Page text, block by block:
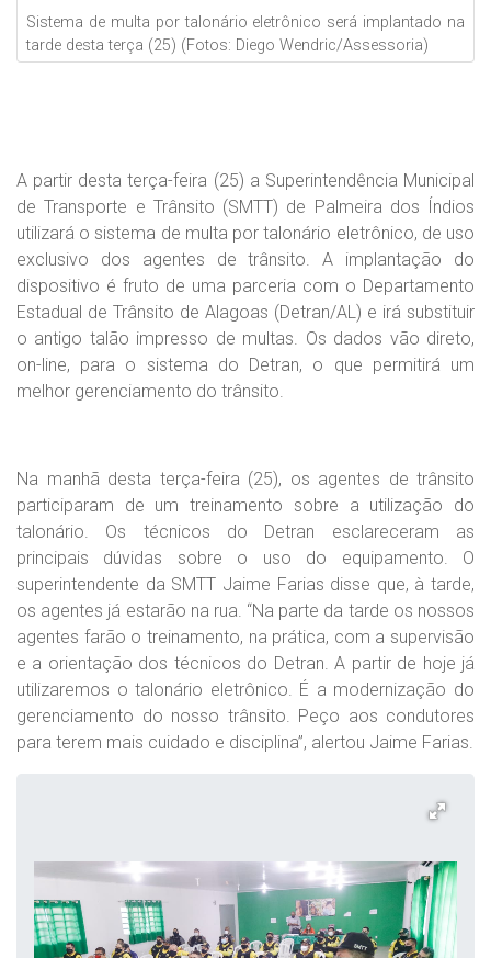
Sistema de multa por talonário eletrônico será implantado na
tarde desta terça (25) (Fotos: Diego Wendric/Assessoria)
A partir desta terça-feira (25) a Superintendência Municipal
de Transporte e Trânsito (SMTT) de Palmeira dos Índios
utilizará o sistema de multa por talonário eletrônico, de uso
exclusivo dos agentes de trânsito. A implantação do
dispositivo é fruto de uma parceria com o Departamento
Estadual de Trânsito de Alagoas (Detran/AL) e irá substituir
o antigo talão impresso de multas. Os dados vão direto,
on-line, para o sistema do Detran, o que permitirá um
melhor gerenciamento do trânsito.
Na manhã desta terça-feira (25), os agentes de trânsito
participaram de um treinamento sobre a utilização do
talonário. Os técnicos do Detran esclareceram as
principais dúvidas sobre o uso do equipamento. O
superintendente da SMTT Jaime Farias disse que, à tarde,
os agentes já estarão na rua. “Na parte da tarde os nossos
agentes farão o treinamento, na prática, com a supervisão
e a orientação dos técnicos do Detran. A partir de hoje já
utilizaremos o talonário eletrônico. É a modernização do
gerenciamento do nosso trânsito. Peço aos condutores
para terem mais cuidado e disciplina”, alertou Jaime Farias.